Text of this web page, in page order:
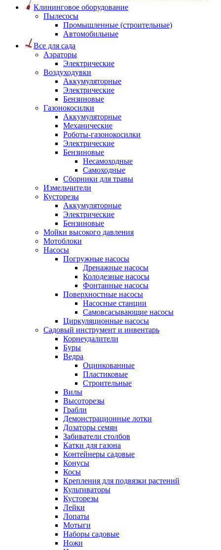
Клининговое оборудование
Пылесосы
Промышленные (строительные)
Автомобильные
Все для сада
Аэраторы
Электрические
Воздуходувки
Аккумуляторные
Электрические
Бензиновые
Газонокосилки
Аккумуляторные
Механические
Роботы-газонокосилки
Электрические
Бензиновые
Несамоходные
Самоходные
Сборники для травы
Измельчители
Кусторезы
Аккумуляторные
Электрические
Бензиновые
Мойки высокого давления
Мотоблоки
Насосы
Погружные насосы
Дренажные насосы
Колодезные насосы
Фонтанные насосы
Поверхностные насосы
Насосные станции
Самовсасывающие насосы
Циркуляционные насосы
Садовый инструмент и инвентарь
Корнеудалители
Буры
Ведра
Оцинкованные
Пластиковые
Строительные
Вилы
Высоторезы
Грабли
Демонстрационные лотки
Дозаторы семян
Забиватели столбов
Катки для газона
Контейнеры садовые
Конусы
Косы
Крепления для подвязки растений
Культиваторы
Кусторезы
Лейки
Лопаты
Мотыги
Наборы садовые
Ножи